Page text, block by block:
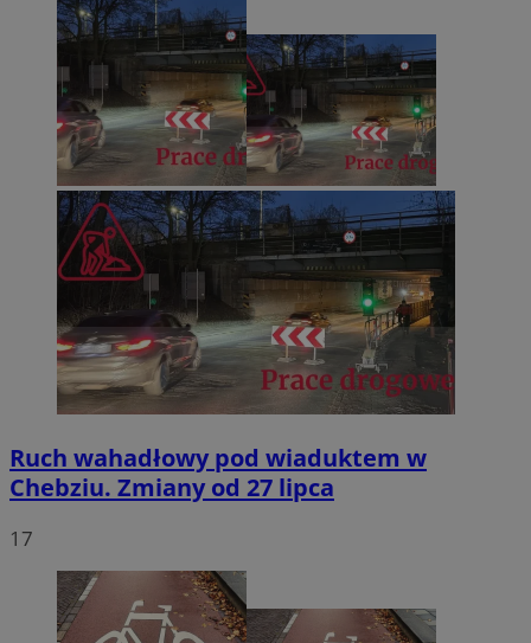
Ruch wahadłowy pod wiaduktem w
Chebziu. Zmiany od 27 lipca
17